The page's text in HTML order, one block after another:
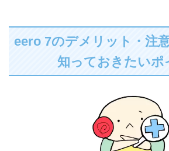
eero 7のデメリット・注
知っておきたいポ